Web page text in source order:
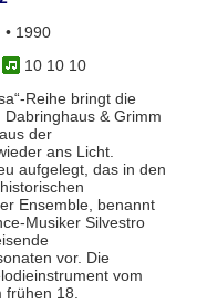
• 1990
10 10 10
Reihe bringt die
Dabringhaus & Grimm
der
ans Licht.
aufgelegt, das in den
Ensemble, benannt
Musiker Silvestro
vor. Die
vom
frühen 18.